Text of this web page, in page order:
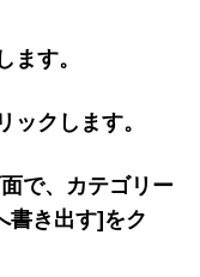
ます。
ックします。
で、カテゴリー
書き出す]をク